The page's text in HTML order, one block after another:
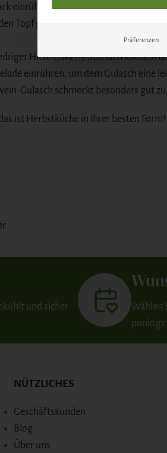
einrühren und kurz anrösten. Mit
Topf geben. Den Wildfond oder
Hitze etwa 1,5 Stunden köcheln
einrühren, um dem Gulasch eine
Gulasch schmeckt besonders gut
ist Herbstküche in ihrer besten Form!
und sicher
Wählen
NÜTZLICHES
Geschäftskunden
Blog
Über uns
Präferenzen